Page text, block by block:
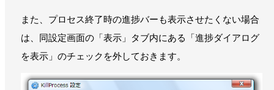
また、プロセス終了時の進捗バーも表示させたくない場合
は、同設定画面の「表示」タブ内にある「進捗ダイアログ
を表示」のチェックを外しておきます。